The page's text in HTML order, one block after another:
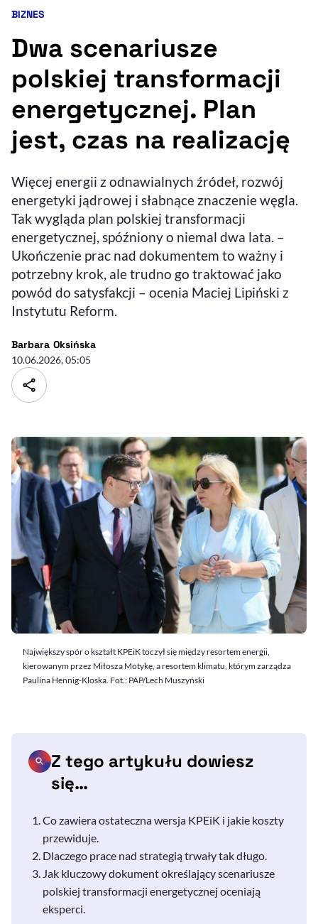
Ułatwienia dostępności wspierają:
Sprawdź, jak i dlaczego zwiększamy dostępność , otwiera się w nowym
Deklaracja dostępności, otwiera się w nowym oknie
Zgłoś problem
, otwiera się w
Kategoria artykułu:
BIZNES
Dwa scenariusze
polskiej transformacji
energetycznej. Plan
jest, czas na realizację
Więcej energii z odnawialnych źródeł, rozwój
energetyki jądrowej i słabnące znaczenie węgla.
Tak wygląda plan polskiej transformacji
energetycznej, spóźniony o niemal dwa lata. –
Ukończenie prac nad dokumentem to ważny i
potrzebny krok, ale trudno go traktować jako
powód do satysfakcji – ocenia Maciej Lipiński z
Instytutu Reform.
Barbara Oksińska- autor artykułu - profil
10.06.2026, 05:05
Największy spór o kształt KPEiK toczył się między resortem energii,
kierowanym przez Miłosza Motykę, a resortem klimatu, którym zarządza
Paulina Hennig-Kloska. Fot.: PAP/Lech Muszyński
Z tego artykułu dowiesz
się…
Co zawiera ostateczna wersja KPEiK i jakie koszty
przewiduje.
Dlaczego prace nad strategią trwały tak długo.
Jak kluczowy dokument określający scenariusze
polskiej transformacji energetycznej oceniają
eksperci.